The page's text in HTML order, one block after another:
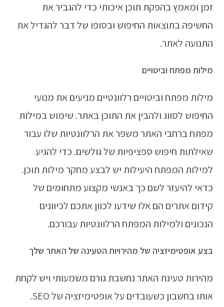
זמן ומאמץ בהפקת תוכן איכותי כדי להגביר את
החשיפה בתוצאות החיפוש ובסופו של דבר להגדיל את
התנועה לאתר.
מילות מפתח וביטויים
מילות מפתח וביטויים רלוונטיים מניעים את מנועי
החיפוש לסווג ולהבין את התוכן באתר. שימוש במילות
מפתח ברחבי האתר משפר את הרלוונטיות שלו עבור
שאילתות חיפוש ספציפיות של גולשים. כדי להגיע
למילות המפתח היעילות יש לבצע מחקר מילות תוכן.
כדאי להיעזר לשם כך באנשי מקצוע מתחומים של
קידום אתרים הם אלו שידעו לכוון אתכם לכיוונים
הנכונים ולמילות המפתח הרלוונטיות עבורכם.
בצע אופטימיזציה של מהירויות הטעינה של האתר שלך
מהירות טעינת האתר נחשבת גורם משמעותי ויש לקחת
אותו בחשבון כשעובדים על אופטימיזציה של SEO.